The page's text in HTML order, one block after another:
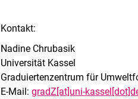
Kontakt:
Nadine Chrubasik
Universität Kassel
Graduiertenzentrum für
E-Mail:gradZ[at]uni-